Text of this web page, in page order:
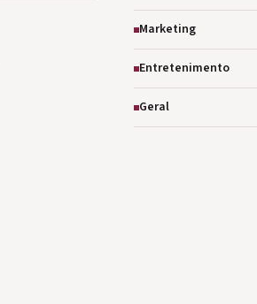
Marketing
Entretenimento
Geral